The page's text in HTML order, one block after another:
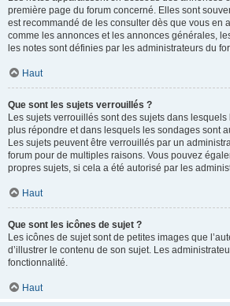
première page du forum concerné. Elles sont
est recommandé de les consulter dès que vous en
comme les annonces et les annonces générales,
les notes sont définies par les administrateurs du
Haut
Que sont les sujets verrouillés ?
Les sujets verrouillés sont des sujets dans
plus répondre et dans lesquels les sondages sont
Les sujets peuvent être verrouillés par un
forum pour de multiples raisons. Vous pouvez
propres sujets, si cela a été autorisé par les
Haut
Que sont les icônes de sujet ?
Les icônes de sujet sont de petites images que
d’illustrer le contenu de son sujet. Les
fonctionnalité.
Haut